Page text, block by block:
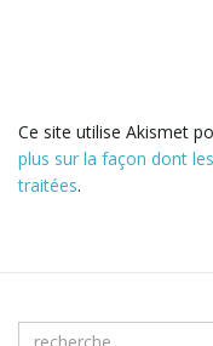
Ce site utilise Akismet
plus sur la façon dont
traitées.